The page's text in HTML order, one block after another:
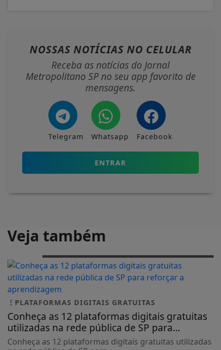
Receba as notícias do Jornal
Metropolitano SP no seu app favorito de
mensagens.
Telegram Whatsapp Facebook
ENTRAR
PLATAFORMAS DIGITAIS GRATUITAS
Conheça as 12 plataformas digitais gratuitas
utilizadas na rede pública de SP para...
Conheça as 12 plataformas digitais gratuitas utilizadas
na rede pública de SP para...
JORNAL METROPOLITANO...